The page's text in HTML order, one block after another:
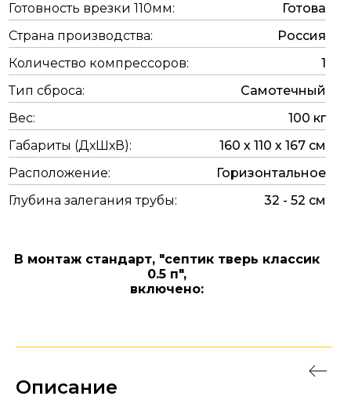
Готовность врезки 110мм:
Готова
Страна производства:
Россия
Количество компрессоров:
1
Тип сброса:
Самотечный
Вес:
100 кг
Габариты (ДхШхВ):
160 х 110 х 167 см
Расположение:
Горизонтальное
Глубина залегания трубы:
32 - 52 см
В монтаж стандарт, "септик тверь классик
0.5 п",
включено:
Описание